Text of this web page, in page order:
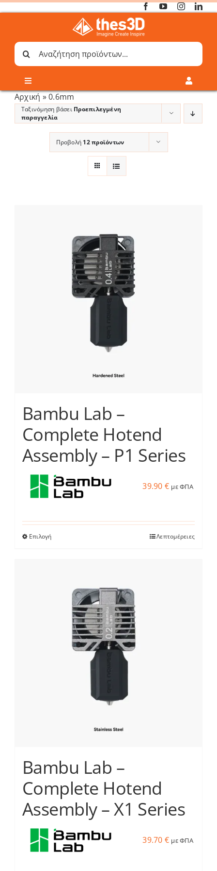
Μετάβαση
Αναζήτηση
για:
Toggle
Navigation
Online 3D Printing
Outlet
Shop
Services
Academy
Software
Toggle
Καλάθι
Λογαριασμός
Αρχική »0.6mm
Ταξινόμηση βάσει Προεπιλεγμένη
παραγγελία
Προβολή 12 προϊόντων
Bambu Lab –
Complete Hotend
Assembly – P1 Series
39.90 € με ΦΠΑ
ΕπιλογήΑυτό
πολλαπλές
παραλλαγές.
επιλογές
μπορούν
Λεπτομέρειες
Bambu Lab –
Complete Hotend
Assembly – X1 Series
39.70 € με ΦΠΑ